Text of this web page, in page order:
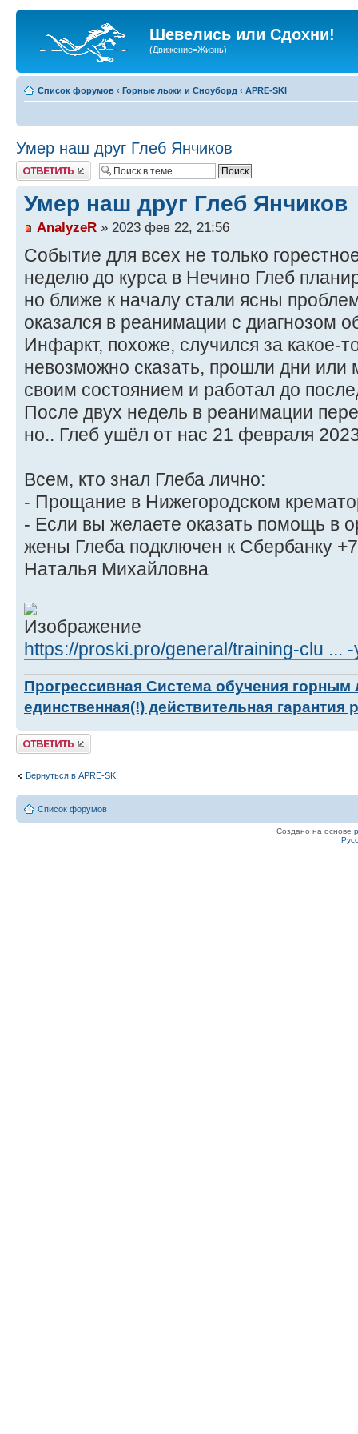
Шевелись или Сдохни!
(Движение=Жизнь)
Список форумов ‹ Горные лыжи и Сноуборд ‹ APRE-SKI
Умер наш друг Глеб Янчиков
Ответить
Умер наш друг Глеб Янчиков
AnalyzeR » 2023 фев 22, 21:56
Событие для всех не только
неделю до курса в Нечино Глеб
но ближе к началу стали ясны
оказался в реанимации с диагнозом
Инфаркт, похоже, случился за какое-
невозможно сказать, прошли дни или
своим состоянием и работал до
После двух недель в реанимации
но.. Глеб ушёл от нас 21 февраля
Всем, кто знал Глеба лично:
- Прощание в Нижегородском
- Если вы желаете оказать помощь в
жены Глеба подключен к Сбербанку
Наталья Михайловна
https://proski.pro/general/training-clu ...
Прогрессивная Система обучения
единственная(!) действительная гарантия
Ответить
Вернуться в APRE-SKI
Список форумов
Создано на основе